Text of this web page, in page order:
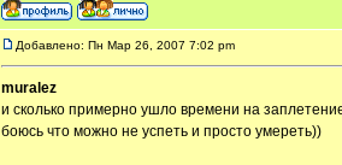
Добавлено: Пн Мар 26, 2007 7:02 pm
muralez
и сколько примерно ушло времени на
боюсь что можно не успеть и просто умереть))